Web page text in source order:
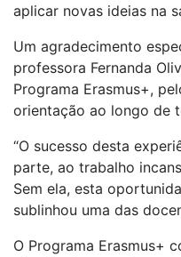
aplicar novas ideias na
Um agradecimento
professora Fernanda
Programa Erasmus+,
orientação ao longo de
“O sucesso desta
parte, ao trabalho
Sem ela, esta
sublinhou uma das
O Programa Erasmus+